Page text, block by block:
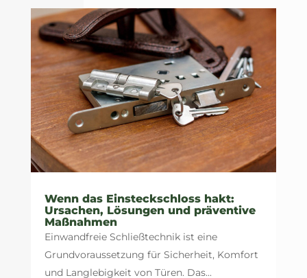
Wenn das Einsteckschloss hakt:
Ursachen, Lösungen und präventive
Maßnahmen
Einwandfreie Schließtechnik ist eine
Grundvoraussetzung für Sicherheit, Komfort
und Langlebigkeit von Türen. Das...